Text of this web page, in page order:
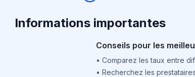
Informations importantes
Conseils pour les
• Comparez les taux entre
• Recherchez les